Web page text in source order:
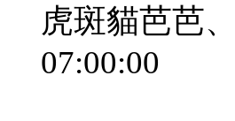
虎斑貓芭芭
07:00:00